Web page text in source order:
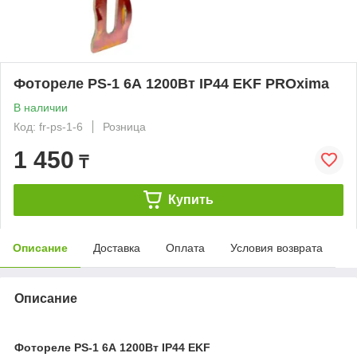
Фотореле PS-1 6А 1200Вт IP44 EKF PROxima
В наличии
Код: fr-ps-1-6
Розница
1 450 ₸
Купить
Описание Доставка Оплата Условия возврата
Описание
Фотореле PS-1 6А 1200Вт IP44 EKF